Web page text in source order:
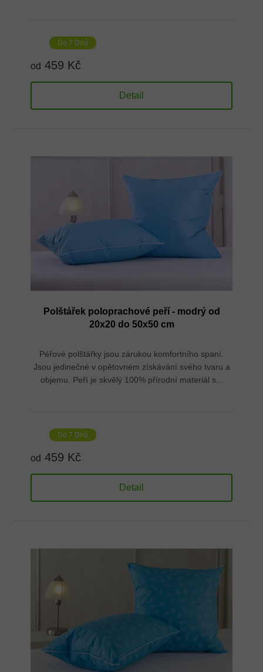
Do 7 Dnů
od 459 Kč
Detail
Polštářek poloprachové peří - modrý od
20x20 do 50x50 cm
Péřové polštářky jsou zárukou komfortního spaní.
Jsou jedinečné v opětovném získávání svého tvaru a
objemu. Peří je skvělý 100% přírodní materiál s...
Do 7 Dnů
od 459 Kč
Detail